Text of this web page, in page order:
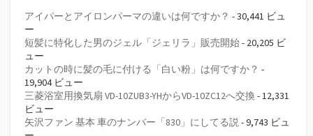
アイパーとアイロンパーマの違いは何ですか？ - 30,441 ビュ
ー
短髪に特化した男のジェル「ジェリラ」販売開始- 20,205 ビ
ュー
カットの時に髪の毛に付ける「白い粉」は何ですか？ -
19,904 ビュー
三菱浴室用換気扇 VD-10ZUB3-YHからVD-10ZC12へ交換 - 12,331
ビュー
矢沢ファン 基本 車のナンバー「830」にしてる説 - 9,743 ビュ